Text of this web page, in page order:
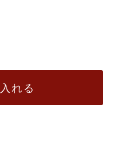
れる